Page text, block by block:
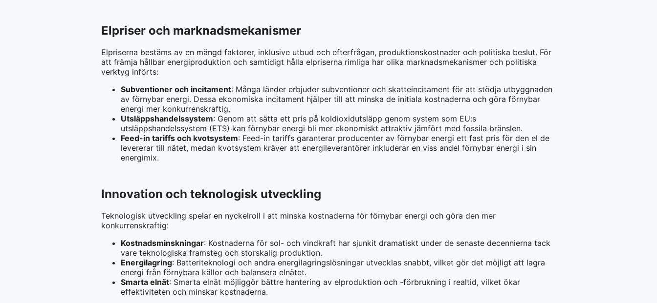
Elpriser och marknadsmekanismer
Elpriserna bestäms av en mängd faktorer, inklusive utbud och efterfrågan, produktionskostnader och politiska beslut. För
att främja hållbar energiproduktion och samtidigt hålla elpriserna rimliga har olika marknadsmekanismer och politiska
verktyg införts:
Subventioner och incitament: Många länder erbjuder subventioner och skatteincitament för att stödja utbyggnaden
av förnybar energi. Dessa ekonomiska incitament hjälper till att minska de initiala kostnaderna och göra förnybar
energi mer konkurrenskraftig.
Utsläppshandelssystem: Genom att sätta ett pris på koldioxidutsläpp genom system som EU:s
utsläppshandelssystem (ETS) kan förnybar energi bli mer ekonomiskt attraktiv jämfört med fossila bränslen.
Feed-in tariffs och kvotsystem: Feed-in tariffs garanterar producenter av förnybar energi ett fast pris för den el de
levererar till nätet, medan kvotsystem kräver att energileverantörer inkluderar en viss andel förnybar energi i sin
energimix.
Innovation och teknologisk utveckling
Teknologisk utveckling spelar en nyckelroll i att minska kostnaderna för förnybar energi och göra den mer
konkurrenskraftig:
Kostnadsminskningar: Kostnaderna för sol- och vindkraft har sjunkit dramatiskt under de senaste decennierna tack
vare teknologiska framsteg och storskalig produktion.
Energilagring: Batteriteknologi och andra energilagringslösningar utvecklas snabbt, vilket gör det möjligt att lagra
energi från förnybara källor och balansera elnätet.
Smarta elnät: Smarta elnät möjliggör bättre hantering av elproduktion och -förbrukning i realtid, vilket ökar
effektiviteten och minskar kostnaderna.